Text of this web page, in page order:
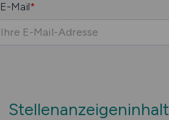
E-Mail*